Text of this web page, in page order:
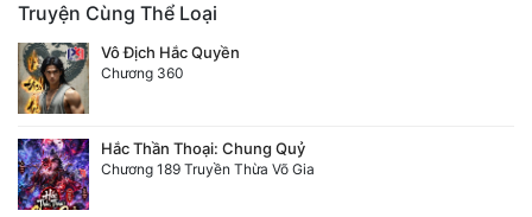
Truyện Cùng Thể Loại
Vô Địch Hắc Quyền
Chương 360
Hắc Thần Thoại: Chung Quỷ
Chương 189 Truyền Thừa Võ Gia